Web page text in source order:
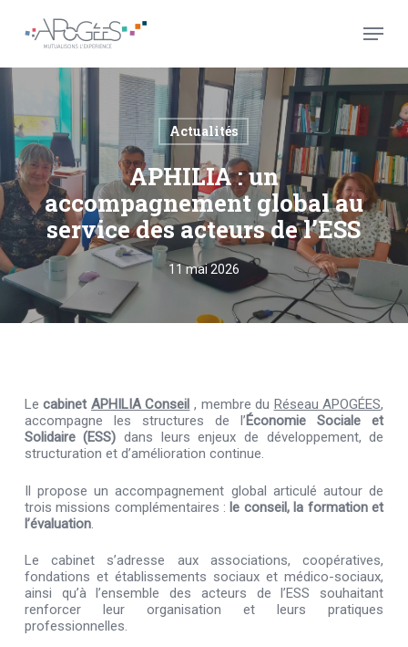
main
Menu
Actualités
APHILIA : un
accompagnement global au
service des acteurs de l’ESS
11 mai 2026
Le cabinet APHILIA Conseil , membre du Réseau APOGÉES,
accompagne les structures de l’Économie Sociale et
Solidaire (ESS) dans leurs enjeux de développement, de
structuration et d’amélioration continue.
Il propose un accompagnement global articulé autour de
trois missions complémentaires : le conseil, la formation et
l’évaluation.
Le cabinet s’adresse aux associations, coopératives,
fondations et établissements sociaux et médico-sociaux,
ainsi qu’à l’ensemble des acteurs de l’ESS souhaitant
renforcer leur organisation et leurs pratiques
professionnelles.
Menu